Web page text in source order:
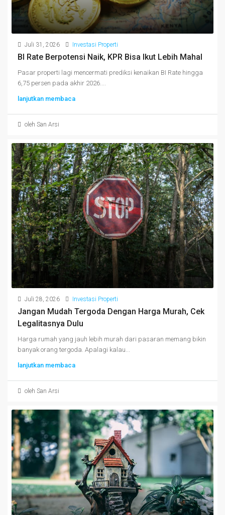
Juli 31, 2026 Investasi Properti
BI Rate Berpotensi Naik, KPR Bisa Ikut Lebih Mahal
Pasar properti lagi mencermati prediksi kenaikan BI Rate hingga
6,75 persen pada akhir 2026....
lanjutkan membaca
oleh San Arsi
Juli 28, 2026 Investasi Properti
Jangan Mudah Tergoda Dengan Harga Murah, Cek
Legalitasnya Dulu
Harga rumah yang jauh lebih murah dari pasaran memang bikin
banyak orang tergoda. Apalagi kalau...
lanjutkan membaca
oleh San Arsi